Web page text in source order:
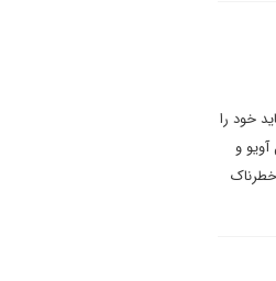
خود را
و